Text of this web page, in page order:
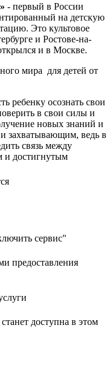
- первый в России
на детскую
Это культовое
и Ростове-на-
и в Москве.
мира для детей от
ребенку осознать свои
в свои силы и
новых знаний и
захватывающим, ведь в
связь между
и достигнутым
сервис"
предоставления
доступна в этом